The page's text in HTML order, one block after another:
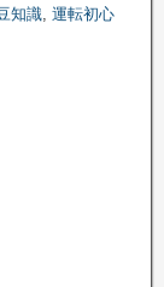
知識, 運転初心